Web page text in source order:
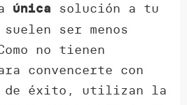
única solución a tu
ser menos
no tienen
convencerte con
de éxito, utilizan la